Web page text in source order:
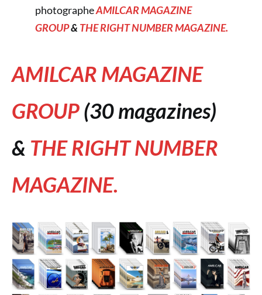
photographeAMILCAR MAGAZINE
GROUP& THE RIGHT NUMBER MAGAZINE.
AMILCAR MAGAZINE
GROUP(30 magazines)
& THE RIGHT NUMBER
MAGAZINE.